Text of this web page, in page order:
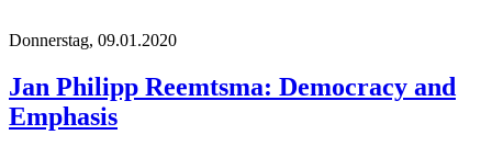
Donnerstag, 09.01.2020
Jan Philipp Reemtsma: Democracy and
Emphasis